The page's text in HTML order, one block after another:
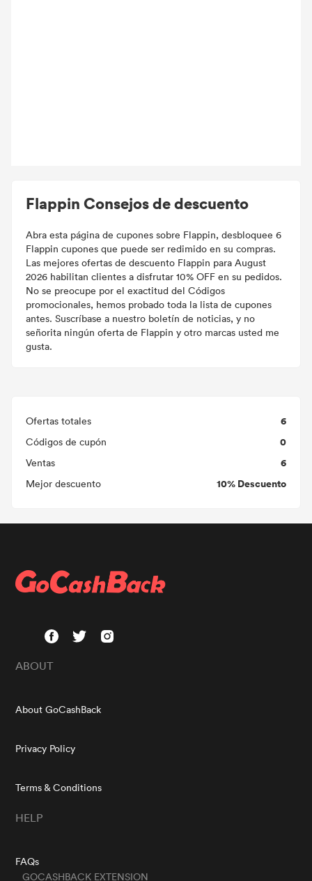
Flappin Consejos de descuento
Abra esta página de cupones sobre Flappin, desbloquee 6
Flappin cupones que puede ser redimido en su compras.
Las mejores ofertas de descuento Flappin para August
2026 habilitan clientes a disfrutar 10% OFF en su pedidos.
No se preocupe por el exactitud del Códigos
promocionales, hemos probado toda la lista de cupones
antes. Suscríbase a nuestro boletín de noticias, y no
señorita ningún oferta de Flappin y otro marcas usted me
gusta.
Ofertas totales 6
Códigos de cupón 0
Ventas 6
Mejor descuento 10% Descuento
ABOUT
About GoCashBack
Privacy Policy
Terms & Conditions
HELP
FAQs
GOCASHBACK EXTENSION